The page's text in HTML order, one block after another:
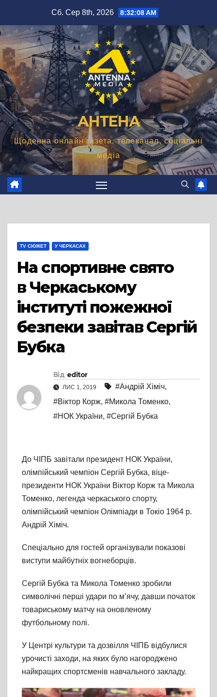
вмісту
Сб. Сер 8th, 2026 8:32:09 AM
АНТЕНА
Щоденна онлайн газета, телеканал, соціальні
медіа
TV СЮЖЕТ У ЧЕРКАСАХ
На спортивне свято
в Черкаському
інституті пожежної
безпеки завітав Сергій
Бубка
Від editor
ЛИС 1, 2019 #Андрій Xіміч,
#Віктор Корж, #Микола Томенко,
#НОК України, #Сергій Бубка
До ЧІПБ завітали президент НОК України,
олімпійський чемпіон Сергій Бубка, віце-
президенти НОК України Віктор Корж та Микола
Томенко, легенда черкаського спорту,
олімпійський чемпіон Олімпіади в Токіо 1964 р.
Андрій Xіміч.
Спеціально для гостей організували показові
виступи майбутніх вогнеборців.
Сергій Бубка та Микола Томенко зробили
символічні перші удари по м’ячу, давши початок
товариському матчу на оновленому
футбольному полі.
У Центрі культури та дозвілля ЧІПБ відбулися
урочисті заходи, на яких було нагороджено
найкращих спортсменів навчального закладу.